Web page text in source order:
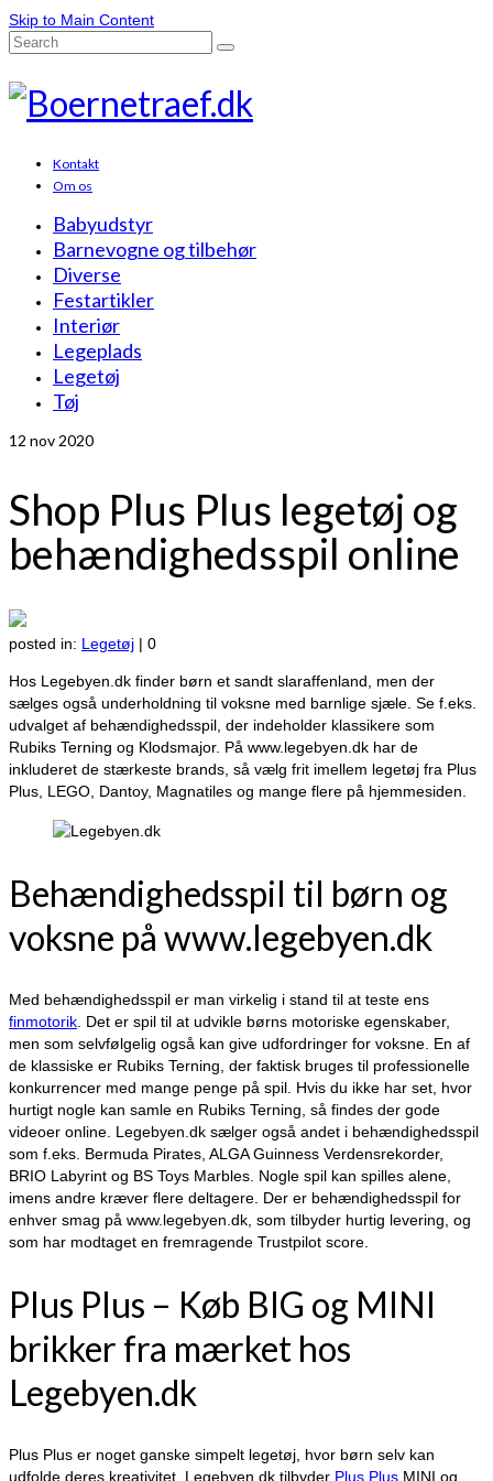
Skip to Main Content
Search
Kontakt
Om os
Babyudstyr
Barnevogne og tilbehør
Diverse
Festartikler
Interiør
Legeplads
Legetøj
Tøj
12 nov 2020
Shop Plus Plus legetøj og
behændighedsspil online
posted in: Legetøj | 0
Hos Legebyen.dk finder børn et sandt slaraffenland, men der
sælges også underholdning til voksne med barnlige sjæle. Se f.eks.
udvalget af behændighedsspil, der indeholder klassikere som
Rubiks Terning og Klodsmajor. På www.legebyen.dk har de
inkluderet de stærkeste brands, så vælg frit imellem legetøj fra Plus
Plus, LEGO, Dantoy, Magnatiles og mange flere på hjemmesiden.
Behændighedsspil til børn og
voksne på www.legebyen.dk
Med behændighedsspil er man virkelig i stand til at teste ens
finmotorik . Det er spil til at udvikle børns motoriske egenskaber,
men som selvfølgelig også kan give udfordringer for voksne. En af
de klassiske er Rubiks Terning, der faktisk bruges til professionelle
konkurrencer med mange penge på spil. Hvis du ikke har set, hvor
hurtigt nogle kan samle en Rubiks Terning, så findes der gode
videoer online. Legebyen.dk sælger også andet i behændighedsspil
som f.eks. Bermuda Pirates, ALGA Guinness Verdensrekorder,
BRIO Labyrint og BS Toys Marbles. Nogle spil kan spilles alene,
imens andre kræver flere deltagere. Der er behændighedsspil for
enhver smag på www.legebyen.dk, som tilbyder hurtig levering, og
som har modtaget en fremragende Trustpilot score.
Plus Plus – Køb BIG og MINI
brikker fra mærket hos
Legebyen.dk
Plus Plus er noget ganske simpelt legetøj, hvor børn selv kan
udfolde deres kreativitet. Legebyen.dk tilbyder Plus Plus MINI og